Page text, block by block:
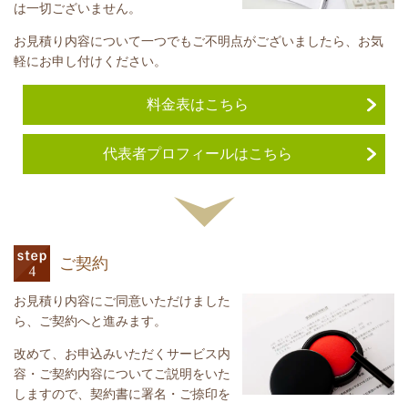
は一切ございません。
お見積り内容について一つでもご不明点がございましたら、お気
軽にお申し付けください。
料金表はこちら
代表者プロフィールはこちら
ご契約
お見積り内容にご同意いただけました
ら、ご契約へと進みます。
改めて、お申込みいただくサービス内
容・ご契約内容についてご説明をいた
しますので、契約書に署名・ご捺印を